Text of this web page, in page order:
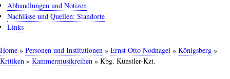
Abhandlungen und Notizen
Nachlässe und Quellen: Standorte
Links
Pfadnavigation
Home Personen und Institutionen Ernst Otto Nodnagel
Königsberg
Kritiken
Kammermusikreihen Kbg. Künstler-Kzt.